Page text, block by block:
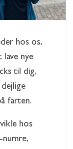
hos os,
lave nye
til dig,
farten.
hos
numre,